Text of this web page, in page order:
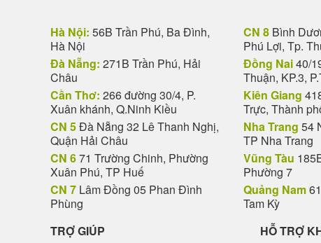
Hà Nội: 56B Trần Phú, Ba Đình,
Hà Nội
Đà Nẵng: 271B Trần Phú, Hải
Châu
Cần Thơ: 266 đường 30/4, P.
Xuân khánh, Q.Ninh Kiều
CN 5Đà Nẵng 32 Lê Thanh Nghị,
Quận Hải Châu
CN 671 Trường Chinh, Phường
Xuân Phú, TP Huế
CN 7 Lâm Đồng 05 Phan Đình
Phùng
CN 8 Bình
Phú Lợi, Tp.
Đồng Nai40/
Thuận, KP.3,
Kiên Giang
Trực, Thành
Nha Trang 54
TP Nha Trang
Vũng Tàu
Phường 7
Quảng Nam
Tam Kỳ
TRỢ GIÚP HỖ TRỢ